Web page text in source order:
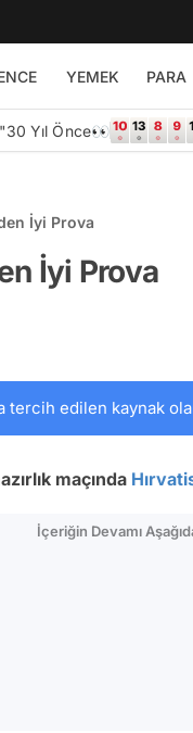
YEMEK PARA
30 Yıl Önce👀
İyi Prova
İyi Prova
tercih edilen kaynak
maçında
İçeriğin Devamı